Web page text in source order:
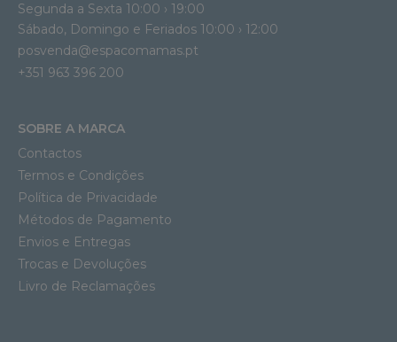
Segunda a Sexta 10:00 › 19:00
Sábado, Domingo e Feriados 10:00 › 12:00
posvenda@espacomamas.pt
+351 963 396 200
SOBRE A MARCA
Contactos
Termos e Condições
Política de Privacidade
Métodos de Pagamento
Envios e Entregas
Trocas e Devoluções
Livro de Reclamações